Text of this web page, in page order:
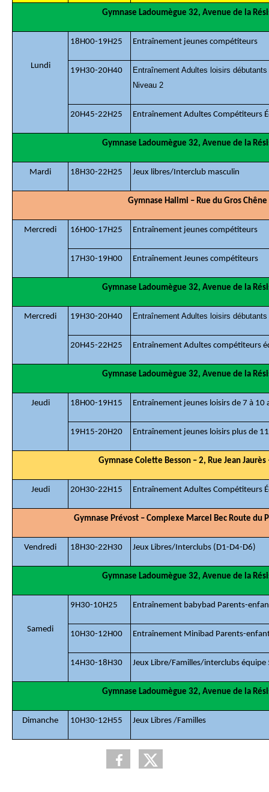
Gymnase Ladoumègue 32, Avenue de la
Lundi
18H00-19H25 Entraînement jeunes compétiteurs
19H30-20H40
Entraînement Adultes loisirs
Niveau 2
20H45-22H25 Entraînement Adultes Compétiteurs
Gymnase Ladoumègue 32, Avenue de la
Mardi 18H30-22H25 Jeux libres/Interclub masculin
Gymnase Halimi – Rue du Gros
Mercredi 16H00-17H25 Entraînement jeunes compétiteurs
17H30-19H00 Entraînement Jeunes compétiteurs
Gymnase Ladoumègue 32, Avenue de la
Mercredi 19H30-20H40 Entraînement Adultes loisirs
20H45-22H25 Entraînement Adultes compétiteurs
Gymnase Ladoumègue 32, Avenue de la
Jeudi 18H00-19H15 Entraînement jeunes loisirs de 7 à 10
19H15-20H20 Entraînement jeunes loisirs plus de
Gymnase Colette Besson – 2, Rue Jean Jaurès
Jeudi 20H30-22H15 Entraînement Adultes Compétiteurs
Gymnase Prévost – Complexe Marcel Bec Route du
Vendredi 18H30-22H30 Jeux Libres/Interclubs (D1-D4-D6)
Gymnase Ladoumègue 32, Avenue de la
Samedi
9H30-10H25 Entraînement babybad Parents-
10H30-12H00 Entraînement Minibad Parents-
14H30-18H30 Jeux Libre/Familles/interclubs
Gymnase Ladoumègue 32, Avenue de la
Dimanche 10H30-12H55 Jeux Libres /Familles